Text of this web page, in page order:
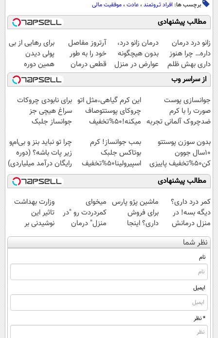
برچسب ها: افراد ثـروتمند ، عادت ، موفقیت مالی
مطالب پیشنهادی
زانو درد درمان
داره… چرا هنوز
داری بهش ظلم
می‌کنی؟
درمان زانو درد،
بدون هیچگونه
عوارض در منزل
(◂پرسش‌نامه)
آرتروز مفاصل
خود را به طور
قطعی درمان
کنید!
◗پرسش‌نامه◖
برای رهایی از بی
پولی دیدن
همین دوره
رایگان کافیه!
(شمارتو وارد کن)
از سراسر وب
جوانسازی پوست
صورت را با کرم
ضدچروک آلمانی تجربه
این کرم گیاهی،مثل اتو
چروکای پوستتوصاف
میکنه!50%تخفیف
برای نابودی چروکات
سراغ هیچی جز
جوانساز جلبک
بدون سوزن پوستتو
10سال جوون
کن50%تخفیف پاییزی
بمب جوانساز! کرم
بوتاکس جلبک
اسپیرولینا50%تخفیف
چرا تو نباید بنز و بی‌ام‌و
زیر پات باشه؟ (دوره
رایگان درآمد میلیاردی)
مطالب پیشنهادی
کمر درد داری؟
دیگه بسه! در
منزل درمانش
کن
(◀پرسش‌نامه)
ماشین پژو پارس
برای فروش
داری؟ اینجا
سریع بفروشش
میخوای
کمردردت رو "در
منزل" درمان
کنی؟ (◂فیلم +
◂پرسش‌نامه)
وزارت بهداشت
تاثیر این
نوشیدنی بر
سلامت کبد را
تایید
نظر شما
نام
ایمیل
* نظر